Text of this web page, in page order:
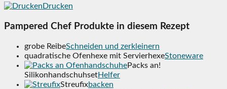
Drucken
Pampered Chef Produkte in diesem Rezept
grobe ReibeSchneiden und zerkleinern
quadratische Ofenhexe mit ServierhexeStoneware
Packs an!
SilikonhandschuhsetHelfer
Streufixbacken